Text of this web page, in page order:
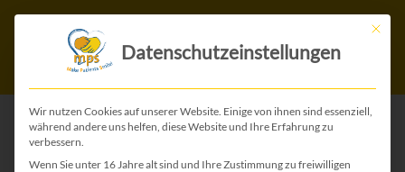
Mit
Datenschutzeinstellungen
Wir nutzen Cookies auf unserer Website. Einige von ihnen sind essenziell,
während andere uns helfen, diese Website und Ihre Erfahrung zu
verbessern.
Wenn Sie unter 16 Jahre alt sind und Ihre Zustimmung zu freiwilligen